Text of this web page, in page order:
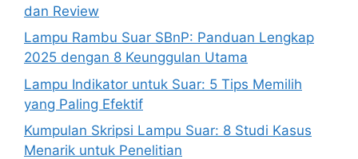
dan Review
Lampu Rambu Suar SBnP: Panduan Lengkap
2025 dengan 8 Keunggulan Utama
Lampu Indikator untuk Suar: 5 Tips Memilih
yang Paling Efektif
Kumpulan Skripsi Lampu Suar: 8 Studi Kasus
Menarik untuk Penelitian